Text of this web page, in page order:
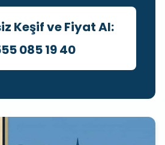
Keşif ve Fiyat Al:
085 19 40